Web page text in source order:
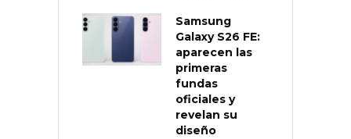
Samsung
Galaxy S26 FE:
aparecen las
primeras
fundas
oficiales y
revelan su
diseño